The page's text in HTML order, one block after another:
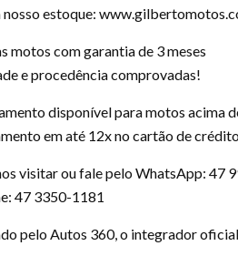
estoque:
motos com garantia de 3 meses
e procedência comprovadas!
disponível para motos acima
em até 12x no cartão de
visitar ou fale pelo WhatsApp: 47
47 3350-1181
pelo Autos 360, o integrador